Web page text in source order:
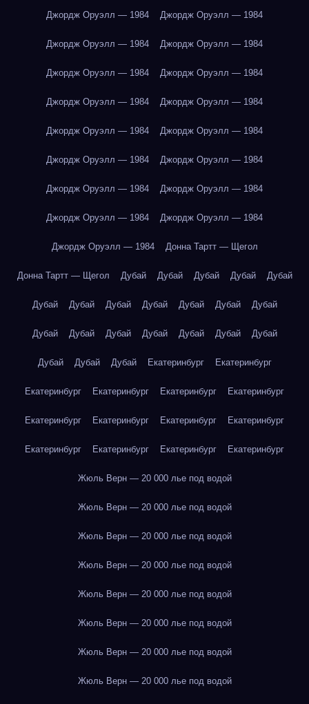
Джордж Оруэлл — 1984 Джордж Оруэлл — 1984
Джордж Оруэлл — 1984 Джордж Оруэлл — 1984
Джордж Оруэлл — 1984 Джордж Оруэлл — 1984
Джордж Оруэлл — 1984 Джордж Оруэлл — 1984
Джордж Оруэлл — 1984 Джордж Оруэлл — 1984
Джордж Оруэлл — 1984 Джордж Оруэлл — 1984
Джордж Оруэлл — 1984 Джордж Оруэлл — 1984
Джордж Оруэлл — 1984 Джордж Оруэлл — 1984
Джордж Оруэлл — 1984 Донна Тартт — Щегол
Донна Тартт — Щегол Дубай Дубай Дубай Дубай Дубай
Дубай Дубай Дубай Дубай Дубай Дубай Дубай
Дубай Дубай Дубай Дубай Дубай Дубай Дубай
Дубай Дубай Дубай Екатеринбург Екатеринбург
Екатеринбург Екатеринбург Екатеринбург Екатеринбург
Екатеринбург Екатеринбург Екатеринбург Екатеринбург
Екатеринбург Екатеринбург Екатеринбург Екатеринбург
Жюль Верн — 20 000 лье под водой
Жюль Верн — 20 000 лье под водой
Жюль Верн — 20 000 лье под водой
Жюль Верн — 20 000 лье под водой
Жюль Верн — 20 000 лье под водой
Жюль Верн — 20 000 лье под водой
Жюль Верн — 20 000 лье под водой
Жюль Верн — 20 000 лье под водой